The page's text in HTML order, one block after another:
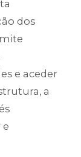
dos
e aceder
a
e